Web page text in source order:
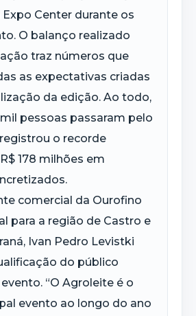
Center durante os
O balanço realizado
traz números que
as expectativas criadas
da edição. Ao todo,
pessoas passaram pelo
o recorde
178 milhões em
comercial da Ourofino
para a região de Castro e
Ivan Pedro Levistki
do público
“O Agroleite é o
evento ao longo do ano